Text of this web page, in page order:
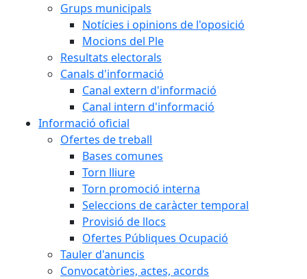
Grups municipals
Notícies i opinions de l'oposició
Mocions del Ple
Resultats electorals
Canals d'informació
Canal extern d'informació
Canal intern d'informació
Informació oficial
Ofertes de treball
Bases comunes
Torn lliure
Torn promoció interna
Seleccions de caràcter temporal
Provisió de llocs
Ofertes Públiques Ocupació
Tauler d'anuncis
Convocatòries, actes, acords